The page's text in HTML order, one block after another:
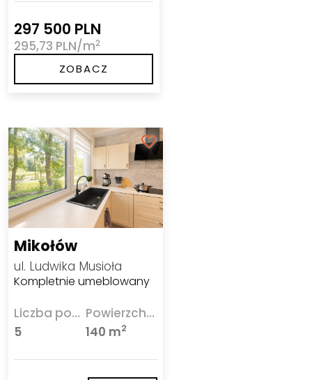
297 500 PLN
295,73 PLN/m2
ZOBACZ
Mikołów
ul. Ludwika Musioła
Kompletnie umeblowany
Liczba pokoi
5
Powierzchnia
140 m2